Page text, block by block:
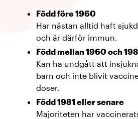
Född före 1960
Har nästan alltid haft
och är därför immun.
Född mellan 1960 och
Kan ha undgått att
barn och inte blivit
doser.
Född 1981 eller senare
Majoriteten har